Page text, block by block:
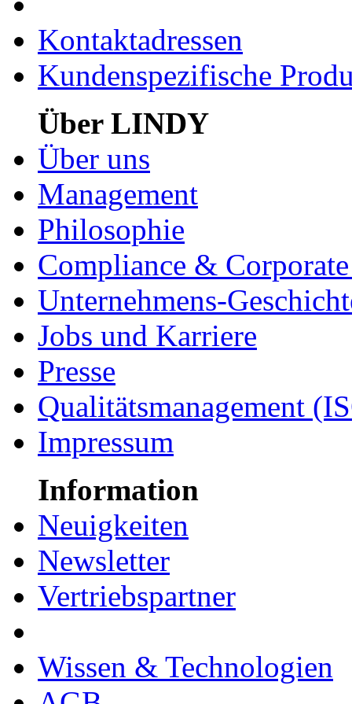
Kontaktadressen
Kundenspezifische
Über LINDY
Über uns
Management
Philosophie
Compliance &
Unternehmens-
Jobs und Karriere
Presse
Qualitätsmanagement
Impressum
Information
Neuigkeiten
Newsletter
Vertriebspartner
Wissen & Technologien